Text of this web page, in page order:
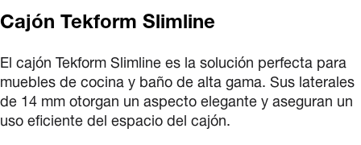
Cajón Tekform Slimline
El cajón Tekform Slimline es la solución perfecta para
muebles de cocina y baño de alta gama. Sus laterales
de 14 mm otorgan un aspecto elegante y aseguran un
uso eficiente del espacio del cajón.